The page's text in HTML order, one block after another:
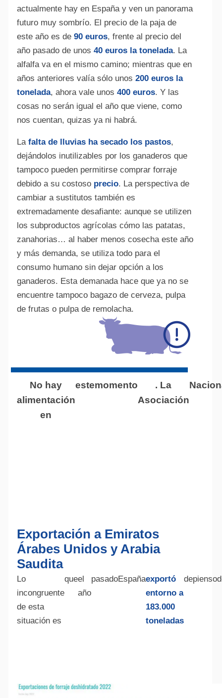
actualmente hay en España y ven un panorama
futuro muy sombrío. El precio de la paja de
este año es de 90 euros, frente al precio del
año pasado de unos 40 euros la tonelada. La
alfalfa va en el mismo camino; mientras que en
años anteriores valía sólo unos 200 euros la
tonelada, ahora vale unos 400 euros. Y las
cosas no serán igual el año que viene, como
nos cuentan, quizas ya ni habrá.
La falta de lluvias ha secado los pastos,
dejándolos inutilizables por los ganaderos que
tampoco pueden permitirse comprar forraje
debido a su costoso precio. La perspectiva de
cambiar a sustitutos también es
extremadamente desafiante: aunque se utilizen
los subproductos agrícolas cómo las patatas,
zanahorias… al haber menos cosecha este año
y más demanda, se utiliza todo para el
consumo humano sin dejar opción a los
ganaderos. Esta demanada hace que ya no se
encuentre tampoco bagazo de cerveza, pulpa
de frutas o pulpa de remolacha.
No hay
alimentación
en
estemomento
. La
Asociación
Exportación a Emiratos
Árabes Unidos y Arabia
Saudita
Lo
incongruente
de esta
situación es
queel
año
pasadoEspañaexportó
entornoa
183.000
toneladas
depienso